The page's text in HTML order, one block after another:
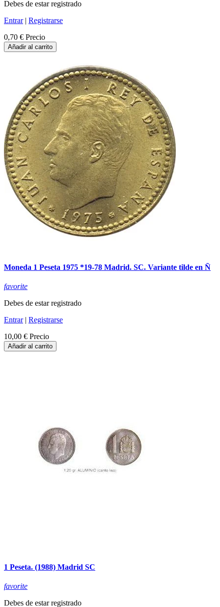
Debes de estar registrado
Entrar| Registrarse
0,70 € Precio
Añadir al carrito
Moneda 1 Peseta 1975 *19-78 Madrid. SC. Variante tilde en Ñ
favorite
Debes de estar registrado
Entrar| Registrarse
10,00 € Precio
Añadir al carrito
1 Peseta. (1988) Madrid SC
favorite
Debes de estar registrado